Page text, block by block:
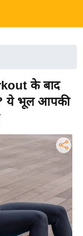
के बाद
ये भूल आपकी